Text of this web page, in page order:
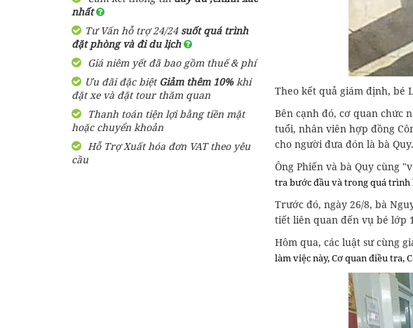
nhất
Tư Vấn hỗ trợ 24/24 suốt quá trình
đặt phòng và đi du lịch
Giá niêm yết đã bao gồm thuế & phí
Ưu đãi đặc biệtGiảm thêm 10%khi
đặt xe và đặt tour thăm quan
Thanh toán tiện lợi bằng tiền mặt
hoặc chuyển khoản
Hỗ Trợ Xuất hóa đơn VAT theo yêu
cầu
Theo kết quả giám định, bé
Bên cạnh đó, cơ quan chức
tuổi, nhân viên hợp đồng
cho người đưa đón là bà Quy.
Ông Phiến và bà Quy cùng
tra bước đầu và trong quá trình
Trước đó, ngày 26/8, bà
tiết liên quan đến vụ bé lớp
Hôm qua, các luật sư cùng
làm việc này, Cơ quan điều tra,